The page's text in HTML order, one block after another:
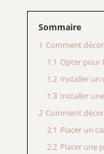
Sommaire
1 Comment
1.1 Opter pour
1.2 Installer un
1.3 Installer
2 Comment
2.1 Placer un
2.2 Placer une